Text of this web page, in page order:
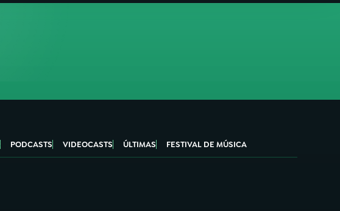
PODCASTS VIDEOCASTS ÚLTIMAS FESTIVAL DE MÚSICA